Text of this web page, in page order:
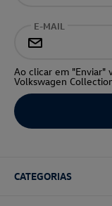
E-MAIL
Ao clicar em "Enviar"
Volkswagen
CATEGORIAS